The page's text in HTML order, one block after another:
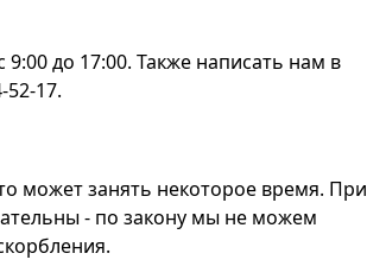
до 17:00. Также написать нам в
17.
может занять некоторое время. При
- по закону мы не можем